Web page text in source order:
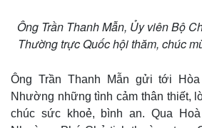
Ông Trần Thanh Mẫn, Ủy viên Bộ
Thường trực Quốc hội thăm, chúc
Ông Trần Thanh Mẫn gửi tới
Nhường những tình cảm thân thiết,
chúc sức khoẻ, bình an. Qua